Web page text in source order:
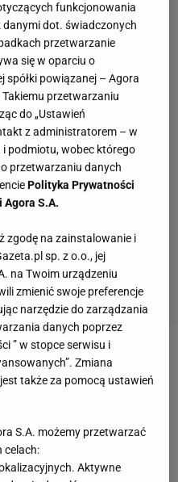
Polacy z igrzysk
zakażeń wzrosła do
którzy dostali dodatnie
(
amerykańska
funkcjonowania
danymi dot. świadczonych
przetwarzanie
się w oparciu o
spółki powiązanej – Agora
przetwarzaniu
do „Ustawień
z administratorem – w
podmiotu, wobec którego
przetwarzaniu danych
Polityka Prywatności
S.A.
zgodę na zainstalowanie i
sp. z o.o., jej
na Twoim urządzeniu
zmienić swoje preferencje
narzędzie do zarządzania
danych poprzez
” w stopce serwisu i
Zmiana
także za pomocą ustawień
S.A. możemy przetwarzać
celach:
Aktywne